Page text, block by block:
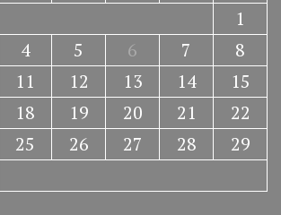
1
4 5 6 7
8
11 12 13 14
15
18 19 20 21
22
25 26 27 28
29